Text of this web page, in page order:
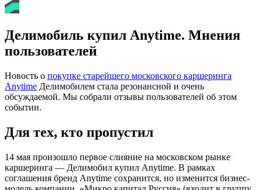
Делимобиль купил Anytime. Мнения
пользователей
Новость о покупке старейшего московского каршеринга
Anytime Делимобилем стала резонансной и очень
обсуждаемой. Мы собрали отзывы пользователей об этом
событии.
Для тех, кто пропустил
14 мая произошло первое слияние на московском рынке
каршеринга — Делимобил купил Anytime. В рамках
соглашения бренд Anytime сохранится, но изменится бизнес-